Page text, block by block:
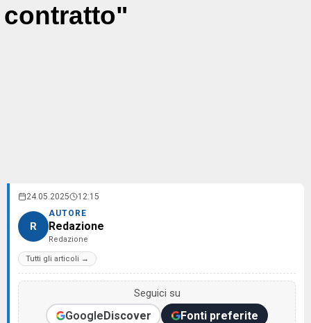
contratto"
24.05.2025 12:15
R
AUTORE
Redazione
Redazione
Tutti gli articoli →
Seguici su
GoogleDiscover Fonti preferite